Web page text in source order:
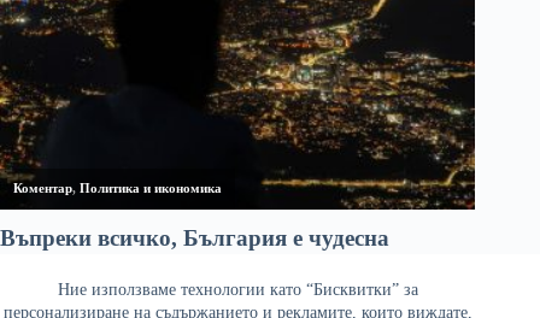
Ние използваме технологии като “Бисквитки” за
персонализиране на съдържанието и рекламите, които виждате,